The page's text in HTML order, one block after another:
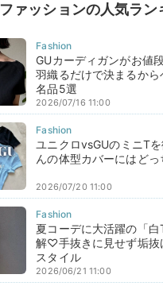
ファッションの人気ラン
GUカーディガンがお値
羽織るだけで決まるか
名品5選
2026/07/16 11:00
ユニクロvsGUのミニT
んの体型カバーにはどっ
2026/07/20 11:00
夏コーデに大活躍の「
解♡手抜きに見せず垢抜
スタイル
2026/06/21 11:00